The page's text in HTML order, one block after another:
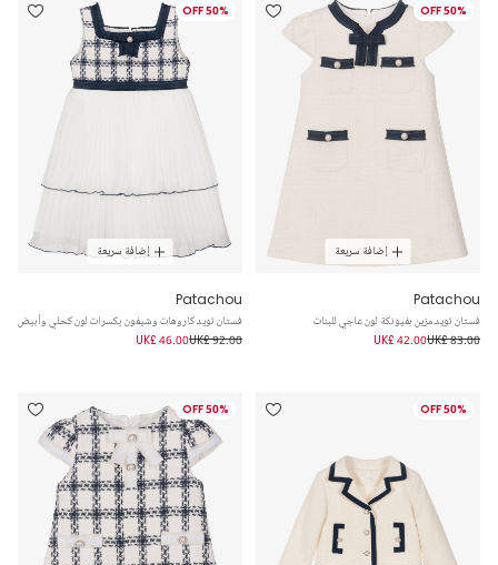
50% OFF
إضافة سريعة
Patachou
فستان تويد مزين بفيونكة لون عاجي للبنات
UK£ 83.00
UK£ 42.00
50% OFF
إضافة سريعة
Patachou
فستان تويد كاروهات وشيفون بكسرات لون كحلي وأبيض
UK£ 92.00
UK£ 46.00
50% OFF
50% OFF